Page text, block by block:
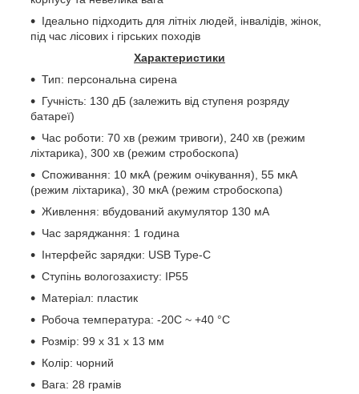
Ідеально підходить для літніх людей, інвалідів, жінок,
під час лісових і гірських походів
Характеристики
Тип: персональна сирена
Гучність: 130 дБ (залежить від ступеня розряду
батареї)
Час роботи: 70 хв (режим тривоги), 240 хв (режим
ліхтарика), 300 хв (режим стробоскопа)
Споживання: 10 мкА (режим очікування), 55 мкА
(режим ліхтарика), 30 мкА (режим стробоскопа)
Живлення: вбудований акумулятор 130 мА
Час заряджання: 1 година
Інтерфейс зарядки: USB Type-C
Ступінь вологозахисту: IP55
Матеріал: пластик
Робоча температура: -20С ~ +40 °C
Розмір: 99 х 31 х 13 мм
Колір: чорний
Вага: 28 грамів